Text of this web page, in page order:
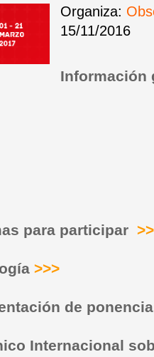
Organiza:
15/11/2016
Información
para participar
>>>
de
Internacional